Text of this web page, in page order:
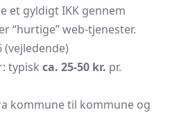
et gyldigt IKK gennem
“hurtige” web-tjenester.
(vejledende)
typisk ca. 25-50 kr. pr.
kommune til kommune og